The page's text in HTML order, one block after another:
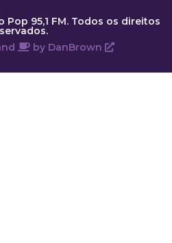
Pop 95,1 FM. Todos os direitos
by DanBrown